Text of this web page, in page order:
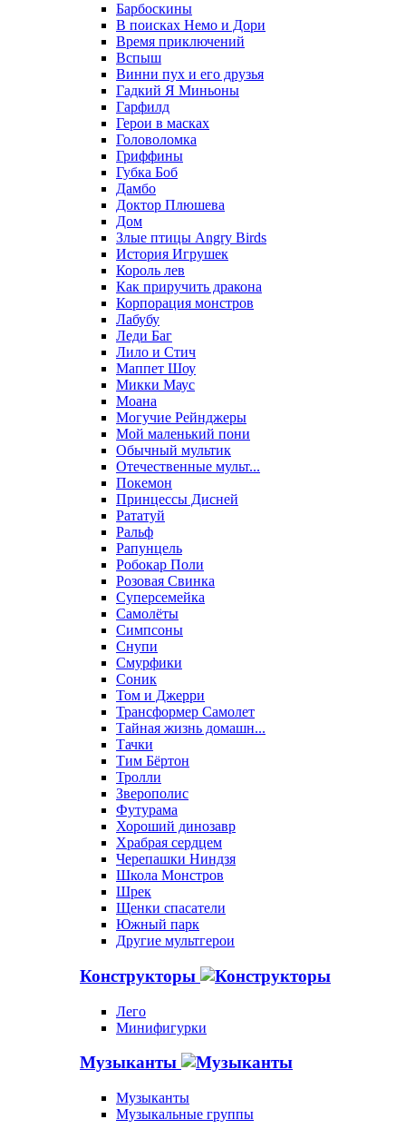
Барбоскины
В поисках Немо и Дори
Время приключений
Вспыш
Винни пух и его друзья
Гадкий Я Миньоны
Гарфилд
Герои в масках
Головоломка
Гриффины
Губка Боб
Дамбо
Доктор Плюшева
Дом
Злые птицы Angry Birds
История Игрушек
Король лев
Как приручить дракона
Корпорация монстров
Лабубу
Леди Баг
Лило и Стич
Маппет Шоу
Микки Маус
Моана
Могучие Рейнджеры
Мой маленький пони
Обычный мультик
Отечественные мульт...
Покемон
Принцессы Дисней
Рататуй
Ральф
Рапунцель
Робокар Поли
Розовая Свинка
Суперсемейка
Самолёты
Симпсоны
Снупи
Смурфики
Соник
Том и Джерри
Трансформер Самолет
Тайная жизнь домашн...
Тачки
Тим Бёртон
Тролли
Зверополис
Футурама
Хороший динозавр
Храбрая сердцем
Черепашки Ниндзя
Школа Монстров
Шрек
Щенки спасатели
Южный парк
Другие мультгерои
Конструкторы
Лего
Минифигурки
Музыканты
Музыканты
Музыкальные группы